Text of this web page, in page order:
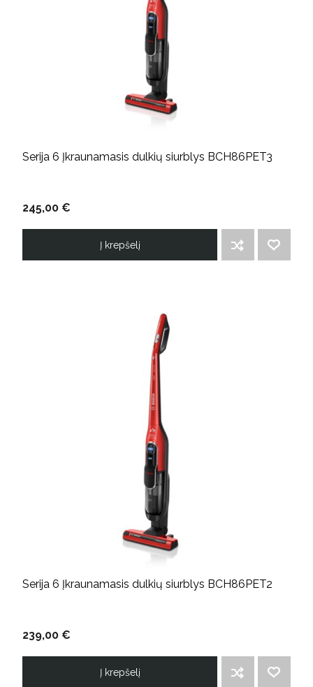
Serija 6 Įkraunamasis dulkių siurblys BCH86PET3
245,00 €
Į krepšelį
Serija 6 Įkraunamasis dulkių siurblys BCH86PET2
239,00 €
Į krepšelį